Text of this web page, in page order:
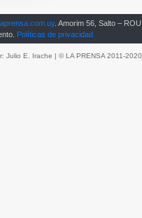
. Amorim 56, Salto – ROU
Políticas de privacidad
Julio E. Irache | © LA PRENSA 2011-2020